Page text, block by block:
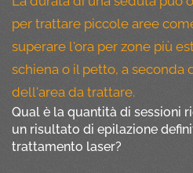
per trattare piccole aree
superare l'ora per zone più
schiena o il petto, a seconda
dell'area da trattare.
Qual è la quantità di sessioni
un risultato di epilazione
trattamento laser?